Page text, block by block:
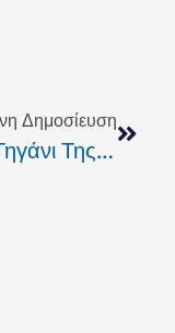
Δημοσίευση
Στο … Τηγάνι Της Βουλής Ο Α. Βγενόπουλος